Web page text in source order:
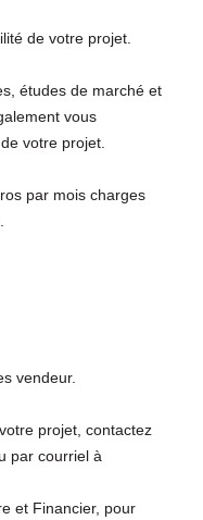
de votre projet.
études de marché et
vous
votre projet.
par mois charges
vendeur.
projet, contactez
par courriel à
et Financier, pour